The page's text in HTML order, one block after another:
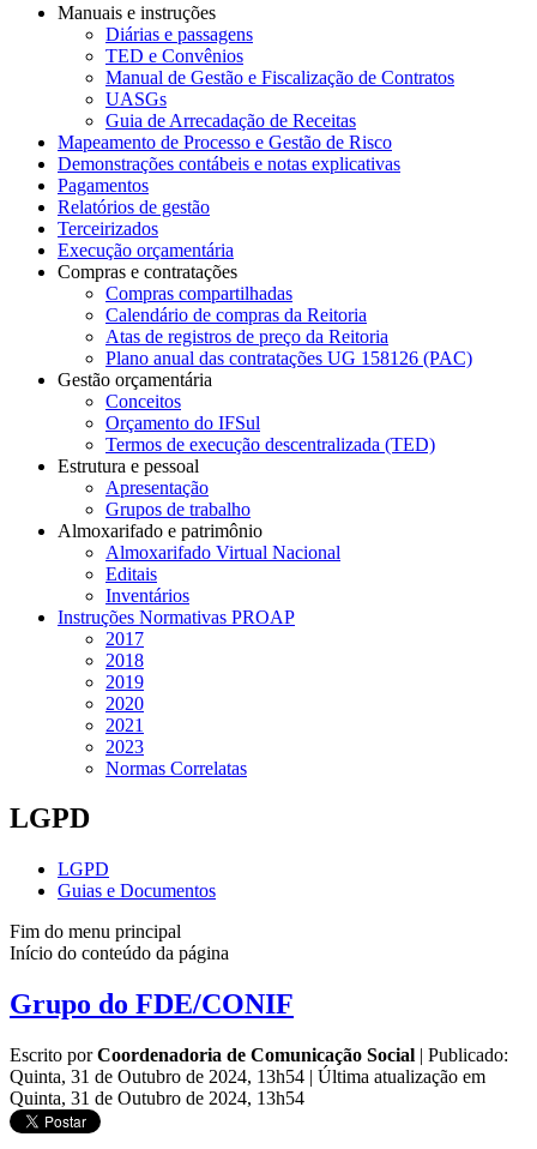
Manuais e instruções
Diárias e passagens
TED e Convênios
Manual de Gestão e Fiscalização de Contratos
UASGs
Guia de Arrecadação de Receitas
Mapeamento de Processo e Gestão de Risco
Demonstrações contábeis e notas explicativas
Pagamentos
Relatórios de gestão
Terceirizados
Execução orçamentária
Compras e contratações
Compras compartilhadas
Calendário de compras da Reitoria
Atas de registros de preço da Reitoria
Plano anual das contratações UG 158126 (PAC)
Gestão orçamentária
Conceitos
Orçamento do IFSul
Termos de execução descentralizada (TED)
Estrutura e pessoal
Apresentação
Grupos de trabalho
Almoxarifado e patrimônio
Almoxarifado Virtual Nacional
Editais
Inventários
Instruções Normativas PROAP
2017
2018
2019
2020
2021
2023
Normas Correlatas
LGPD
LGPD
Guias e Documentos
Fim do menu principal
Início do conteúdo da página
Grupo do FDE/CONIF
Escrito porCoordenadoria de Comunicação Social | Publicado:
Quinta, 31 de Outubro de 2024, 13h54 | Última atualização em
Quinta, 31 de Outubro de 2024, 13h54